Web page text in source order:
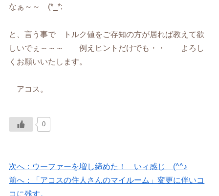
なぁ～～ (*_*;
と、言う事で トルク値をご存知の方が居れば教えて欲
しいでぇ～～～ 例えヒントだけでも・・ よろし
くお願いいたします。
アコス。
0
次へ：ウーファーを増し締めた！ いィ感じ (^^♪
前へ：「アコスの住人さんのマイルーム」変更に伴いコ
コに残す。